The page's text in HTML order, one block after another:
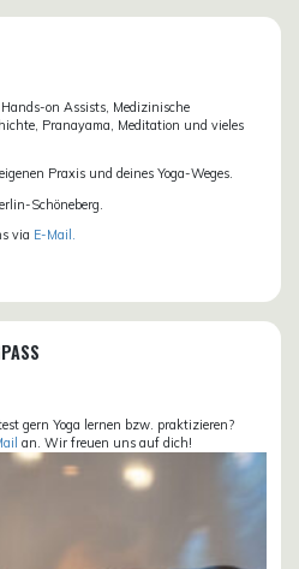
on Assists, Medizinische
Pranayama, Meditation und vieles
Praxis und deines Yoga-Weges.
Schöneberg.
via E-Mail.
gern Yoga lernen bzw. praktizieren?
an. Wir freuen uns auf dich!